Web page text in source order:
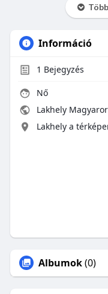
Információ
1 Bejegyzés
Nő
Lakhely
Lakhely a
Albumok(0)